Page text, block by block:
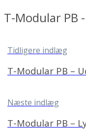
T-Modular PB
Tidligere indlæg
T-Modular PB –
Næste indlæg
T-Modular PB –